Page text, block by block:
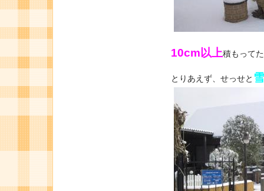
10cm以上積もって
とりあえず、せっせと